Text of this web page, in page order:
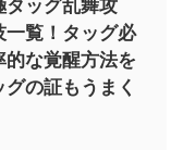
タッグ乱舞攻
覧！タッグ必
な覚醒方法を
の証もうまく